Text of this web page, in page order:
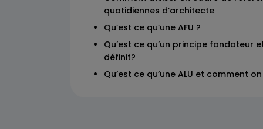
quotidiennes d’architecte
Qu’est ce qu’une AFU ?
Qu’est ce qu’un principe fondateur
définit?
Qu’est ce qu’une ALU et comment